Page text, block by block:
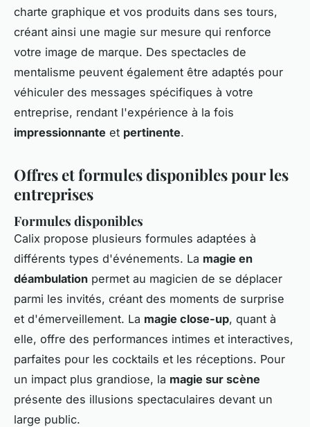
charte graphique et vos produits dans ses tours,
créant ainsi une magie sur mesure qui renforce
votre image de marque. Des spectacles de
mentalisme peuvent également être adaptés pour
véhiculer des messages spécifiques à votre
entreprise, rendant l'expérience à la fois
impressionnante et pertinente.
Offres et formules disponibles pour les
entreprises
Formules disponibles
Calix propose plusieurs formules adaptées à
différents types d'événements. La magie en
déambulation permet au magicien de se déplacer
parmi les invités, créant des moments de surprise
et d'émerveillement. La magie close-up, quant à
elle, offre des performances intimes et interactives,
parfaites pour les cocktails et les réceptions. Pour
un impact plus grandiose, la magie sur scène
présente des illusions spectaculaires devant un
large public.